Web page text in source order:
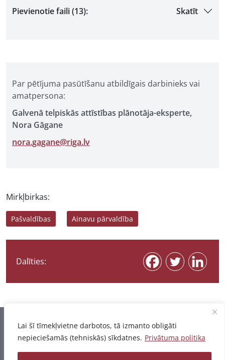
Lai šī tīmekļvietne darbotos, tā izmanto obligāti
nepieciešamās (tehniskās) sīkdatnes. Privātuma politika
Pievienotie faili (13):
Skatīt
Par pētījuma pasūtīšanu atbildīgais darbinieks vai
amatpersona:
Galvenā telpiskās attīstības plānotāja-eksperte,
Nora Gāgane
nora.gagane@riga.lv
Mirkļbirkas:
Pašvaldības Ainavu pārvaldība
Dalīties:
Informācija pēdējo reizi atjaunota 06.08.2026